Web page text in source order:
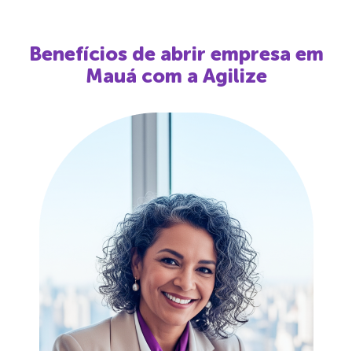
Benefícios de abrir empresa em
Mauá com a Agilize